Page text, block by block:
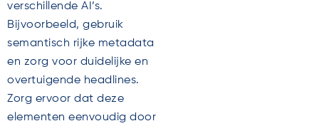
verschillende AI’s.
Bijvoorbeeld, gebruik
semantisch rijke metadata
en zorg voor duidelijke en
overtuigende headlines.
Zorg ervoor dat deze
elementen eenvoudig door